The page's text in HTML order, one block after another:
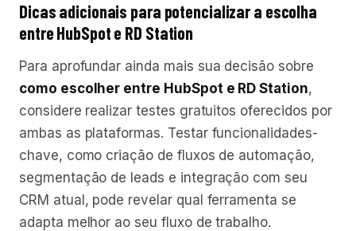
Dicas adicionais para potencializar a escolha
entre HubSpot e RD Station
Para aprofundar ainda mais sua decisão sobre
como escolher entre HubSpot e RD Station,
considere realizar testes gratuitos oferecidos por
ambas as plataformas. Testar funcionalidades-
chave, como criação de fluxos de automação,
segmentação de leads e integração com seu
CRM atual, pode revelar qual ferramenta se
adapta melhor ao seu fluxo de trabalho.